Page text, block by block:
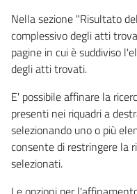
Nella sezione "Risultato
complessivo degli atti
pagine in cui è suddiviso
degli atti trovati.
E' possibile affinare la
presenti nei riquadri a
selezionando uno o più
consente di restringere la
selezionati.